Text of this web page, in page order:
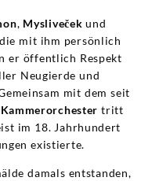
, Mysliveček und
mit ihm persönlich
er öffentlich Respekt
Neugierde und
mit dem seit
tritt
im 18. Jahrhundert
existierte.
damals entstanden,